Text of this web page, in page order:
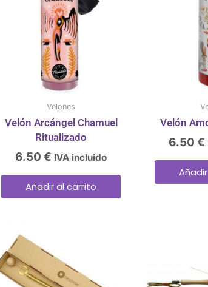
Velones
Velón Arcángel Chamuel
Ritualizado
6.50 € IVA incluido
Añadir al carrito
Velón
6.50 €